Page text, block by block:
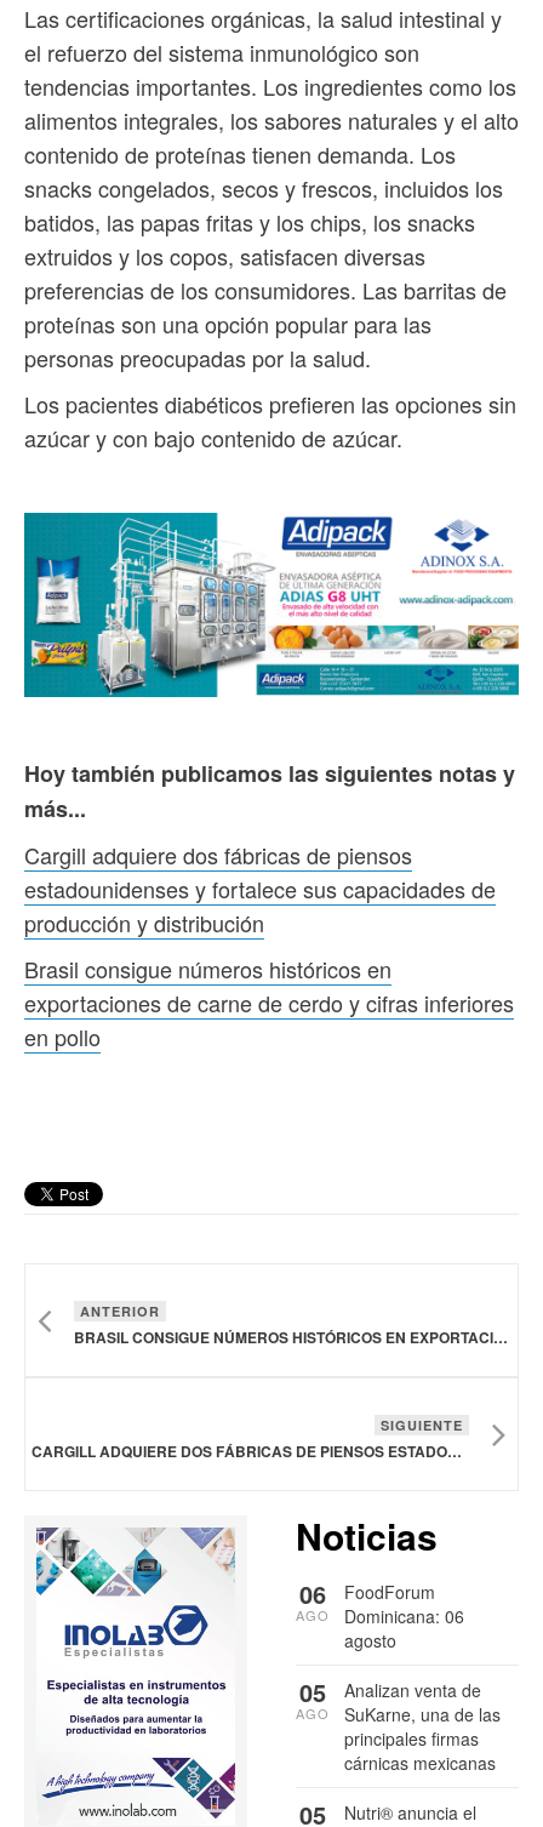
Las certificaciones orgánicas, la salud intestinal y
el refuerzo del sistema inmunológico son
tendencias importantes. Los ingredientes como los
alimentos integrales, los sabores naturales y el alto
contenido de proteínas tienen demanda. Los
snacks congelados, secos y frescos, incluidos los
batidos, las papas fritas y los chips, los snacks
extruidos y los copos, satisfacen diversas
preferencias de los consumidores. Las barritas de
proteínas son una opción popular para las
personas preocupadas por la salud.
Los pacientes diabéticos prefieren las opciones sin
azúcar y con bajo contenido de azúcar.
Hoy también publicamos las siguientes notas y
más...
Cargill adquiere dos fábricas de piensos
estadounidenses y fortalece sus capacidades de
producción y distribución
Brasil consigue números históricos en
exportaciones de carne de cerdo y cifras inferiores
en pollo
ANTERIOR
BRASIL CONSIGUE NÚMEROS HISTÓRICOS EN EXPORTACIONES DE CARNE DE CERDO Y CIFRAS INFERIORES EN POLLO
SIGUIENTE
CARGILL ADQUIERE DOS FÁBRICAS DE PIENSOS ESTADOUNIDENSES Y FORTALECE SUS CAPACIDADES DE PRODUCCIÓN Y DISTRIBUCIÓN
Noticias
FoodForum
Dominicana: 06
agosto
06
AGO
Analizan venta de
SuKarne, una de las
principales firmas
cárnicas mexicanas
05
AGO
Nutri® anuncia el
05